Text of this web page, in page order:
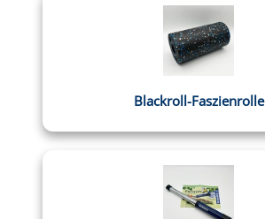
Blackroll-Faszienrolle